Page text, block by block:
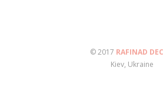
© 2017 RAFINAD
Kiev, Ukraine